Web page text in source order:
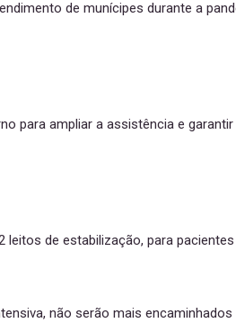
de munícipes durante a
para ampliar a assistência e garantir
leitos de estabilização, para
não serão mais encaminhados